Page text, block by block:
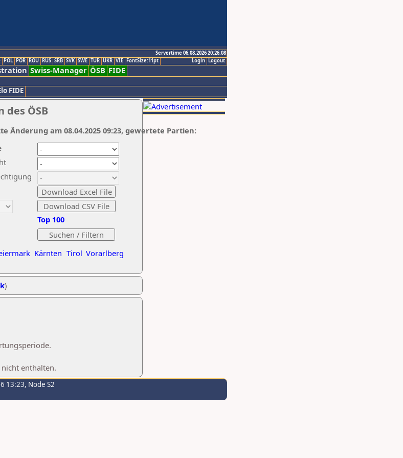
Servertime 06.08.2026 20:26:08
Logout
Login
POL POR ROU RUS SRB SVK SWE TUR UKR VIE FontSize:11pt
Swiss-Manager ÖSB FIDE
FIDE
ÖSB
Kärnten Tirol Vorarlberg
Top 100
Änderung am 08.04.2025 09:23, gewertete Partien:
)
enthalten.
13:23, Node S2